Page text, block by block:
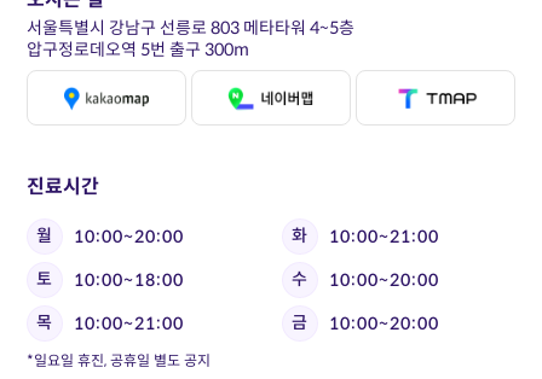
진료시간
월 10:00~20:00 화
10:00~21:00
토
10:00~18:00 수
10:00~20:00
목
10:00~21:00 금 10:00~20:00
*일요일 휴진, 공휴일 별도 공지
서울특별시 강남구 선릉로 803 메타타워 4~5층
압구정로데오역 5번 출구 300m